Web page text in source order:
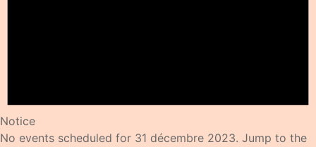
Notice
No events scheduled for 31 décembre 2023. Jump to the